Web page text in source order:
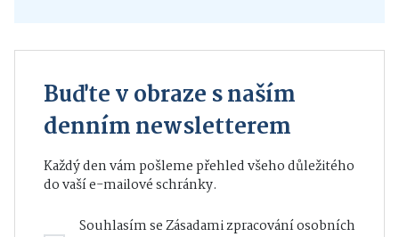
Buďte v obraze s naším
denním newsletterem
Každý den vám pošleme přehled všeho důležitého
do vaší e-mailové schránky.
Souhlasím seZásadami zpracování osobních